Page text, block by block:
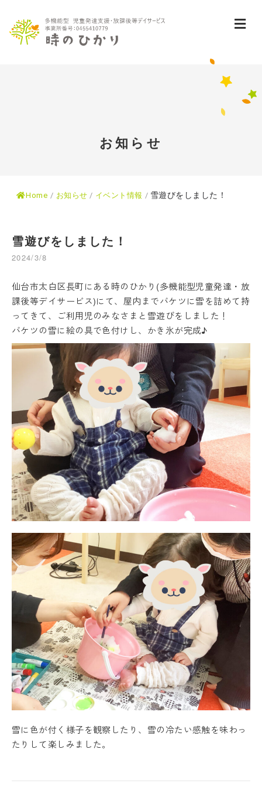
メ
お知らせ
Home / お知らせ / イベント情報 / 雪遊びをしました！
雪遊びをしました！
2024/3/8
仙台市太白区長町にある時のひかり(多機能型児童発達・放
課後等デイサービス)にて、屋内までバケツに雪を詰めて持
ってきて、ご利用児のみなさまと雪遊びをしました！
バケツの雪に絵の具で色付けし、かき氷が完成♪
雪に色が付く様子を観察したり、雪の冷たい感触を味わっ
たりして楽しみました。